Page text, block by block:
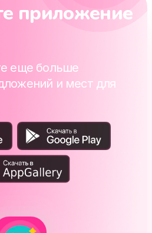
приложение
еще больше
и мест для